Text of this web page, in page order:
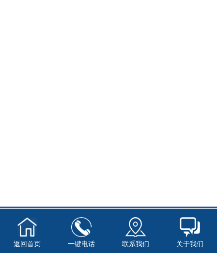
返回首页 一键电话 联系我们 关于我们